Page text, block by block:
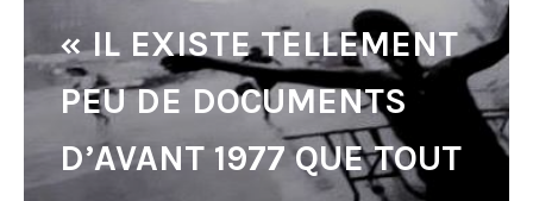
« IL EXISTE TELLEMENT
PEU DE DOCUMENTS
D’AVANT 1977 QUE TOUT